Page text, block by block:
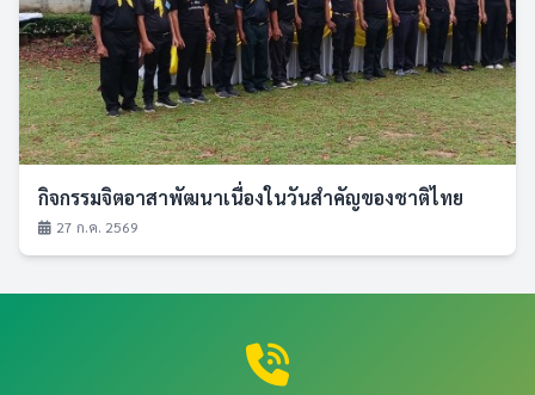
กิจกรรมจิตอาสาพัฒนาเนื่องในวันสำคัญของชาติไทย
27 ก.ค. 2569